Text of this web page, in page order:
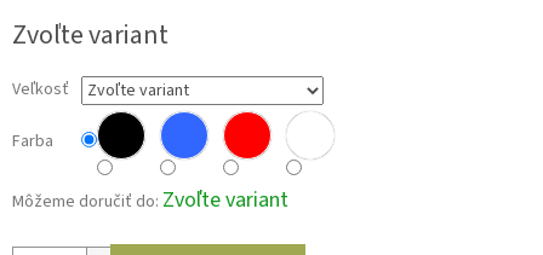
cena:
Zvoľte variant
Veľkosť
Farba
Môžeme doručiť do: Zvoľte variant